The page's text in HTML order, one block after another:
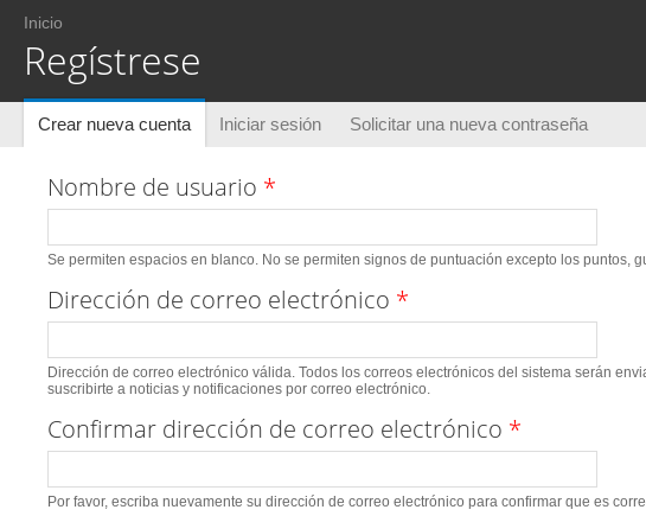
Usted está aquí
Inicio
Regístrese
Solapas principales
Crear nueva cuenta (solapa activa)
Iniciar sesión Solicitar una nueva contraseña
Nombre de usuario *
Se permiten espacios en blanco. No se permiten signos de puntuación excepto los puntos,
Dirección de correo electrónico *
Dirección de correo electrónico válida. Todos los correos electrónicos del sistema serán
suscribirte a noticias y notificaciones por correo electrónico.
Confirmar dirección de correo electrónico *
Por favor, escriba nuevamente su dirección de correo electrónico para confirmar que es